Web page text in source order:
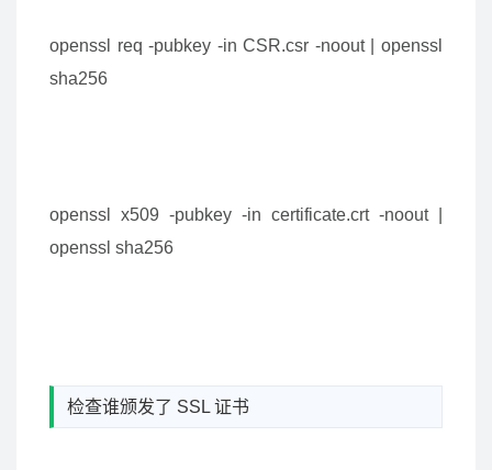
openssl req -pubkey -in CSR.csr -noout | openssl
sha256
openssl x509 -pubkey -in certificate.crt -noout |
openssl sha256
检查谁颁发了 SSL 证书